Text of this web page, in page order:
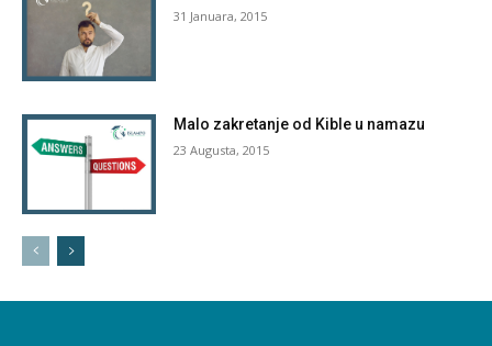
31 Januara, 2015
Malo zakretanje od Kible u namazu
23 Augusta, 2015